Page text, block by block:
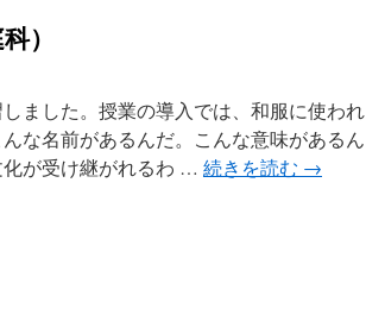
）
ました。授業の導入では、和服に使われ
な名前があるんだ。こんな意味があるん
が受け継がれるわ … 続きを読む →